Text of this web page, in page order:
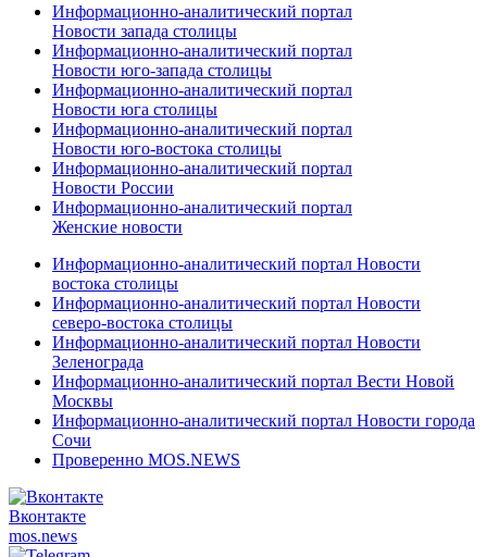
Информационно-аналитический портал
Новости запада столицы
Информационно-аналитический портал
Новости юго-запада столицы
Информационно-аналитический портал
Новости юга столицы
Информационно-аналитический портал
Новости юго-востока столицы
Информационно-аналитический портал
Новости России
Информационно-аналитический портал
Женские новости
Информационно-аналитический портал Новости
востока столицы
Информационно-аналитический портал Новости
северо-востока столицы
Информационно-аналитический портал Новости
Зеленограда
Информационно-аналитический портал Вести Новой
Москвы
Информационно-аналитический портал Новости города
Сочи
Проверенно MOS.NEWS
Вконтакте
mos.news